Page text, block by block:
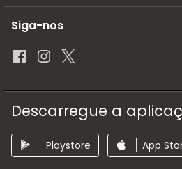
Siga-nos
Descarregue a
Playstore App